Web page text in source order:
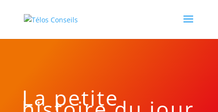
La petite